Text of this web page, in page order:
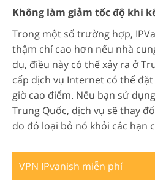
Không làm giảm tốc độ khi
Trong một số trường hợp,
thậm chí cao hơn nếu nhà
dụ, điều này có thể xảy ra ở
cấp dịch vụ Internet có thể
giờ cao điểm. Nếu bạn sử
Trung Quốc, dịch vụ sẽ thay
do đó loại bỏ nó khỏi các hạn
VPN IPvanish miễn phí